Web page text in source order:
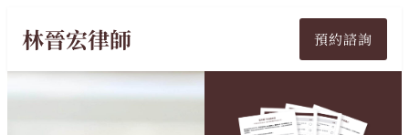
林晉宏律師 預約諮詢